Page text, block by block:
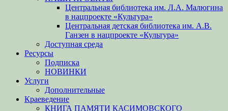
Центральная библиотека им. Л.А. Малюгина
в нацпроекте «Культура»
Центральная детская библиотека им. А.В.
Ганзен в нацпроекте «Культура»
Доступная среда
Ресурсы
Подписка
НОВИНКИ
Услуги
Дополнительные
Краеведение
КНИГА ПАМЯТИ КАСИМОВСКОГО